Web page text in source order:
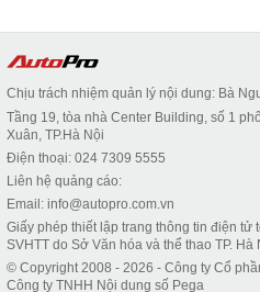
Chịu trách nhiệm quản lý nội dung: Bà
Tầng 19, tòa nhà Center Building, số 1
Xuân, TP.Hà Nội
Điện thoại: 024 7309 5555
Liên hệ quảng cáo:
Email: info@autopro.com.vn
Giấy phép thiết lập trang thông tin điện tử
SVHTT do Sở Văn hóa và thể thao TP.
© Copyright 2008 - 2026 - Công ty Cổ
Công ty TNHH Nội dung số Pega